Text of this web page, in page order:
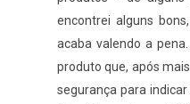
encontrei alguns
acaba valendo a
produto que, após
segurança para